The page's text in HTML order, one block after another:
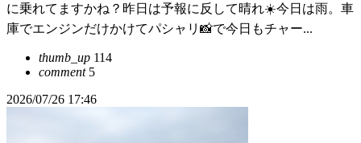
に乗れてますかね？昨日は予報に反して晴れ☀️今日は雨。車
庫でエンジンだけかけてパシャリ📸で今日もチャー...
thumb_up 114
comment5
2026/07/26 17:46